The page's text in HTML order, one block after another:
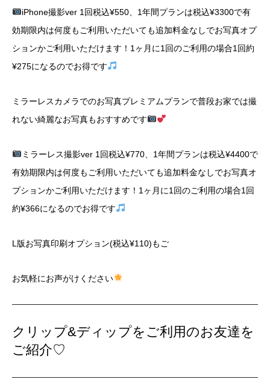
iPhone撮影ver 1回税込¥550、1年間プランは税込¥3300で有
効期限内は何度もご利用いただいても追加料金なしでお写真オプ
ションかご利用いただけます！1ヶ月に1回のご利用の場合1回約
¥275になるのでお得です
ミラーレスカメラでのお写真プレミアムプランで普段お家では撮
れない綺麗なお写真もおすすめです
ミラーレス撮影ver 1回税込¥770、1年間プランは税込¥4400で
有効期限内は何度もご利用いただいても追加料金なしでお写真オ
プションかご利用いただけます！1ヶ月に1回のご利用の場合1回
約¥366になるのでお得です
L版お写真印刷オプション(税込¥110)もご
お気軽にお声がけください
クリップ&ディップをご利用のお友達を
ご紹介♡